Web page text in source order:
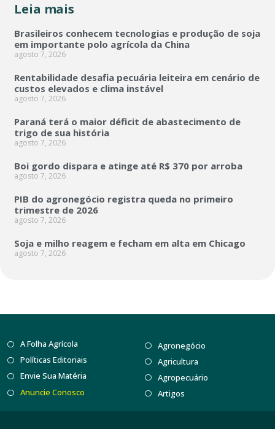
Leia mais
Brasileiros conhecem tecnologias e produção de soja
em importante polo agrícola da China
agosto 7, 2026
Rentabilidade desafia pecuária leiteira em cenário de
custos elevados e clima instável
agosto 7, 2026
Paraná terá o maior déficit de abastecimento de
trigo de sua história
agosto 7, 2026
Boi gordo dispara e atinge até R$ 370 por arroba
agosto 7, 2026
PIB do agronegócio registra queda no primeiro
trimestre de 2026
agosto 7, 2026
Soja e milho reagem e fecham em alta em Chicago
agosto 7, 2026
A Folha Agrícola
Políticas Editoriais
Envie Sua Matéria
Anuncie Conosco
Agronegócio
Agricultura
Agropecuário
Artigos